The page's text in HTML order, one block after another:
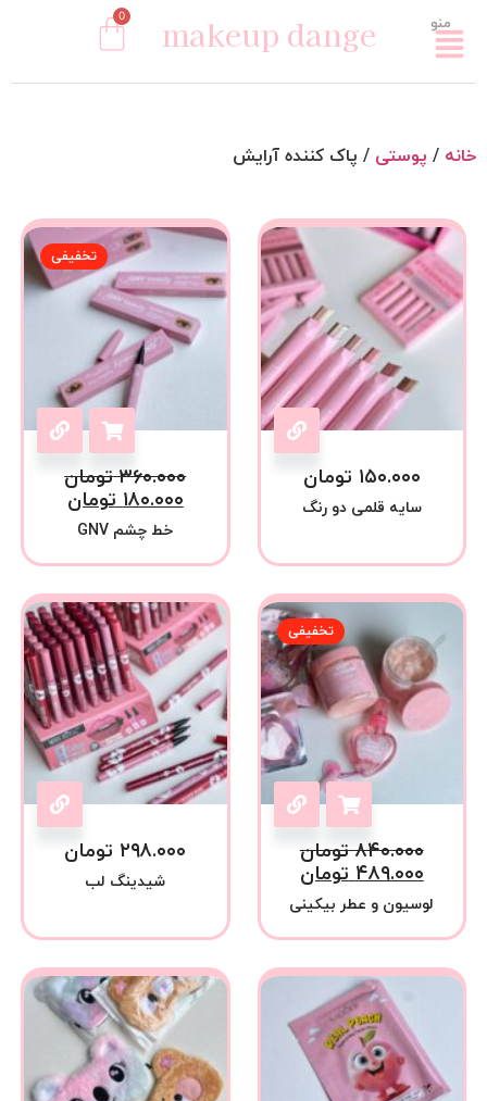
منو makeup dange
0
خانه / پوستی / پاک کننده آرایش
۱۵۰.۰۰۰ تومان
سایه قلمی دو رنگ
تخفیفی
۳۶۰.۰۰۰ تومان
۱۸۰.۰۰۰ تومان
خط چشم GNV
تخفیفی
۸۴۰.۰۰۰ تومان
۴۸۹.۰۰۰ تومان
لوسیون و عطر بیکینی
۲۹۸.۰۰۰ تومان
شیدینگ لب